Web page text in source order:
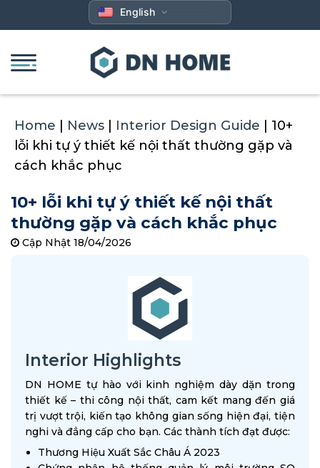
to
English
Home News Interior Design Guide
10+
lỗi khi tự ý thiết kế nội thất thường gặp và
cách khắc phục
10+ lỗi khi tự ý thiết kế nội thất
thường gặp và cách khắc phục
Cập Nhật 18/04/2026
Interior Highlights
DN HOME tự hào với kinh nghiệm dày dặn trong
thiết kế – thi công nội thất, cam kết mang đến giá
trị vượt trội, kiến tạo không gian sống hiện đại, tiện
nghi và đẳng cấp cho bạn. Các thành tích đạt được:
Thương Hiệu Xuất Sắc Châu Á 2023